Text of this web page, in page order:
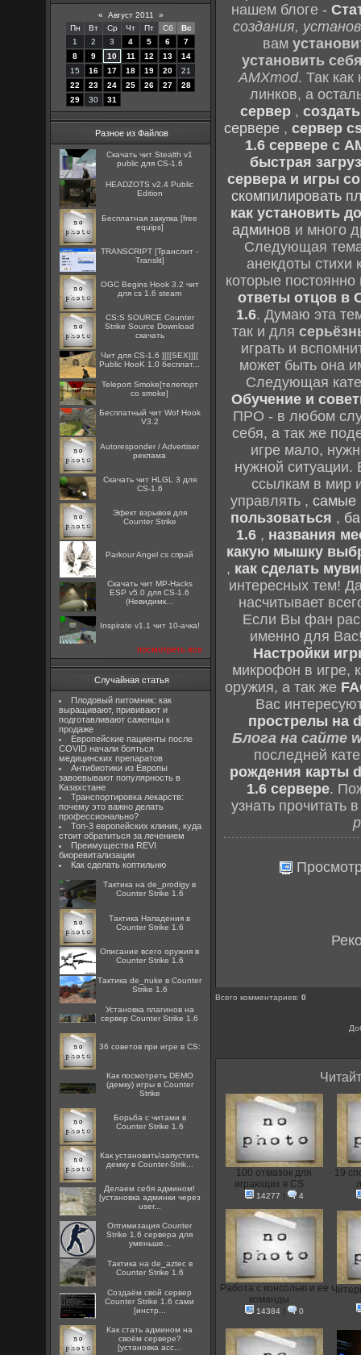
« Август 2011
»
Пн
Вт Ср Чт Пт Сб
Вс
1
2 3 4 5 6
7
8
9 10 11 12 13
14
15
16 17 18 19 20
21
22
23 24 25 26 27
28
29
30 31
Разное из Файлов
Скачать чит Stealth v1
public для CS-1.6
HEADZOTS v2.4 Public
Edition
Бесплатная закупка [free
equips]
TRANSCRIPT [Транслит -
Translit]
OGC Begins Hook 3.2 чит
для cs 1.6 steam
CS:S SOURCE Counter
Strike Source Download
скачать
Чит для CS-1.6 ][[[SEX]]][
Public HooK 1.0 бесплат...
Teleport Smoke[телепорт
со smoke]
Бесплатный чит Wof Hook
V3.2
Autoresponder / Advertiser
реклама
Скачать чит HLGL 3 для
CS-1.6
Эфект взрывов для
Counter Strike
Parkour Angel cs спрай
Скачать чит MP-Hacks
ESP v5.0 для CS-1.6
(Невидимк...
Inspirate v1.1 чит 10-ачка!
посмотреть все
Случайная статья
Плодовый питомник: как
выращивают, прививают и
подготавливают саженцы к
продаже
Европейские пациенты после
COVID начали бояться
медицинских препаратов
Антибиотики из Европы
завоевывают популярность в
Казахстане
Транспортировка лекарств:
почему это важно делать
профессионально?
Топ-3 европейских клиник, куда
стоит обратиться за лечением
Преимущества REVI
биоревитализации
Как сделать коптильню
Тактика на de_prodigy в
Counter Strike 1.6
Тактика Нападения в
Counter Strike 1.6
Описание всего оружия в
Counter Strike 1.6
Тактика de_nuke в Counter
Strike 1.6
Установка плагинов на
сервер Counter Strike 1.6
36 советов при игре в CS:
Как посмотреть DEMO
(демку) игры в Counter
Strike
Борьба с читами в
Counter Strike 1.6
Как установить\запустить
демку в Counter-Strik...
Делаем себя админом!
[установка админки через
user...
Оптимизация Counter
Strike 1.6 сервера для
уменьше...
Тактика на de_aztec в
Counter Strike 1.6
Создаём свой сервер
Counter Strike 1.6 сами
[инстр...
Как стать админом на
своём сервере?
[установка acc...
нашем блоге -
создания,
вам
установить
AMXmod. Так как
линков, а
сервер ,
сервере ,сервер
1.6 сервере с
быстрая
сервера и игры
скомпилировать
как установить
админов и много
Следующая
анекдоты
которые
ответы отцов в
1.6. Думаю эта
так и для
играть и
может быть она
Следующая
Обучение и
ПРО - в любом
себя, а так же
игре мало,
нужной ситуации.
ссылкам в мир
управлять , самые
пользоваться ,
1.6, названия
какую мышку
, как сделать
интересных тем!
насчитывает
Если Вы фан
именно для
Настройки
микрофон в игре,
оружия, а так же
Вас
прострелы на
Блога на сайте
последней
рождения карты
1.6 сервере.
узнать прочитать
Всего комментариев:0
100 отмазок для
играющих в CS
14277 | 4
19
Работа с консолью и ее
команды
14384| 0